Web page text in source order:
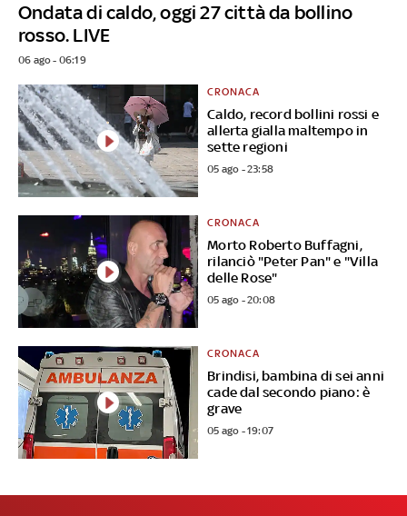
Ondata di caldo, oggi 27 città da bollino
rosso. LIVE
06 ago - 06:19
Caldo, record bollini rossi e
allerta gialla maltempo in
sette regioni
CRONACA
05 ago - 23:58
Morto Roberto Buffagni,
rilanciò "Peter Pan" e "Villa
delle Rose"
CRONACA
05 ago - 20:08
Brindisi, bambina di sei anni
cade dal secondo piano: è
grave
CRONACA
05 ago - 19:07